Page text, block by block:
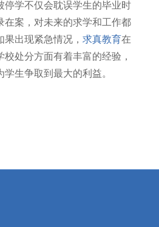
停学不仅会耽误学生的毕业时
在案，对未来的求学和工作都
出现紧急情况， 求真教育在
处分方面有着丰富的经验，
生争取到最大的利益。